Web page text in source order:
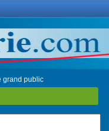
grand public